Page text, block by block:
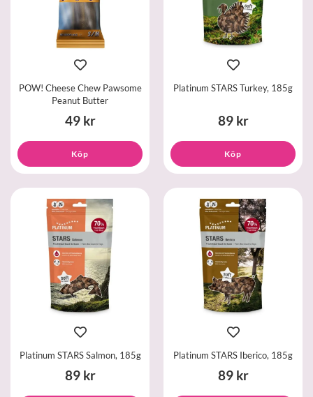
POW! Cheese Chew Pawsome
Peanut Butter
49 kr
Köp
Platinum STARS Turkey, 185g
89 kr
Köp
Platinum STARS Salmon, 185g
89 kr
Platinum STARS Iberico, 185g
89 kr